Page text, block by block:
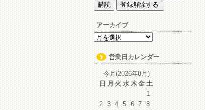
アーカイブ
ア
ー
カ
イ
ブ
営業日カレンダー
今月(2026年8月)
日 月 火 水 木 金 土
1
2 3 4 5 6 7 8